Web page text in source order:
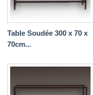
Table Soudée 300 x 70 x
70cm...